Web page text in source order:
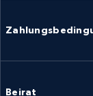
Beirat